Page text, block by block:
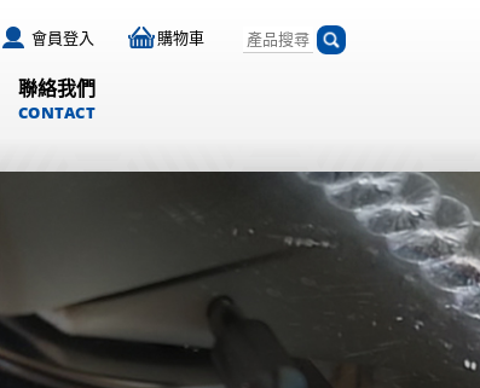
會員登入 購物車
聯絡我們
CONTACT